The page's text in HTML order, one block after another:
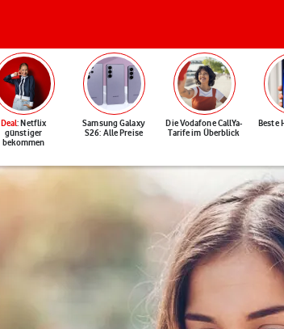
Deal: Netflix
günstiger
bekommen
Samsung Galaxy
S26: Alle Preise
Die Vodafone CallYa-
Tarife im Überblick
Beste